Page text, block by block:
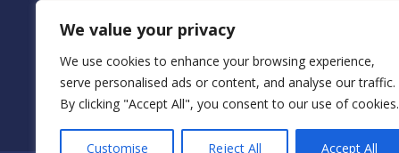
We value your privacy
We use cookies to enhance your browsing experience,
serve personalised ads or content, and analyse our traffic.
By clicking "Accept All", you consent to our use of cookies.
Customise Reject All Accept All
PAGAMENTI SICURI CON